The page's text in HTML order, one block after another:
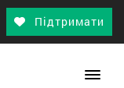
Підтримати